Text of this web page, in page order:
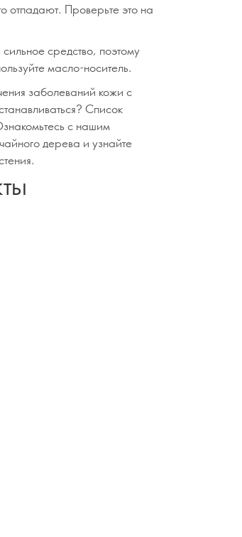
отпадают. Проверьте это на
средство, поэтому
масло-носитель.
заболеваний кожи с
Список
с нашим
дерева и узнайте